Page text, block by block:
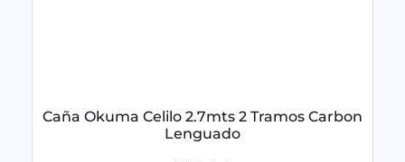
Caña Okuma Celilo 2.7mts 2 Tramos Carbon
Lenguado